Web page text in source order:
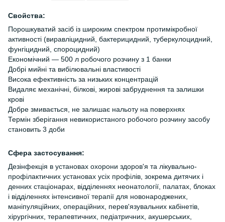
Свойства:
Порошкуватий засіб із широким спектром протимікробної
активності (виравліцидний, бактерицидний, туберкулоцидний,
фунгіцидний, спороцидний)
Економічний — 500 л робочого розчину з 1 банки
Добрі мийні та вибілювальні властивості
Висока ефективність за низьких концентрацій
Видаляє механічні, білкові, жирові забруднення та залишки
крові
Добре змивається, не залишає нальоту на поверхнях
Термін зберігання невикористаного робочого розчину засобу
становить 3 доби
Сфера застосування:
Дезінфекція в установах охорони здоров'я та лікувально-
профілактичних установах усіх профілів, зокрема дитячих і
денних стаціонарах, відділеннях неонатології, палатах, блоках
і відділеннях інтенсивної терапії для новонароджених,
маніпуляційних, операційних, перев'язувальних кабінетів,
хірургічних, терапевтичних, педіатричних, акушерських,